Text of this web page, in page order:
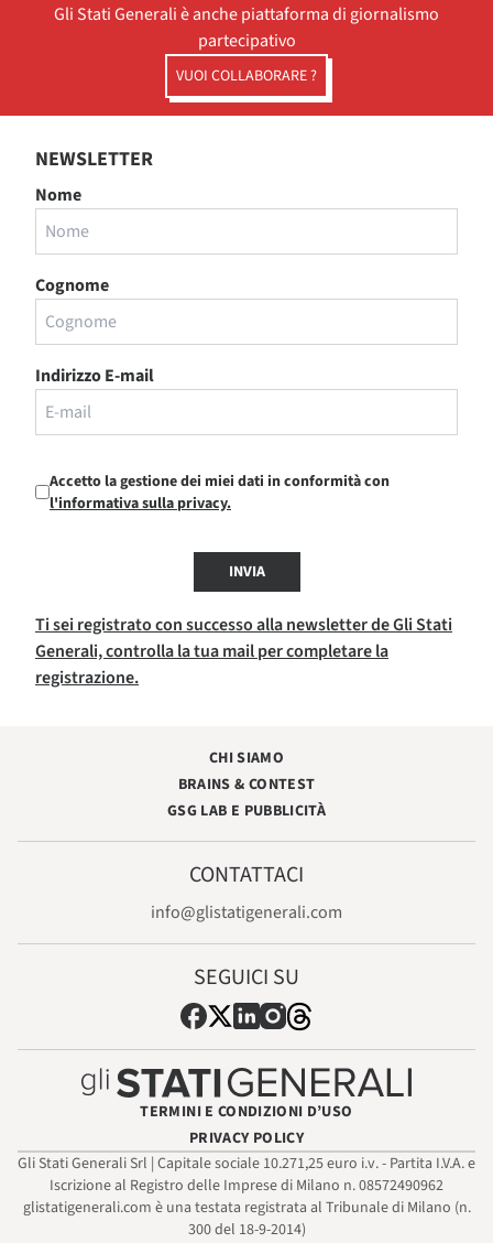
Gli Stati Generali è anche piattaforma di giornalismo
partecipativo
VUOI COLLABORARE ?
NEWSLETTER
Nome
Cognome
Indirizzo E-mail
Accetto la gestione dei miei dati in conformità con
l'informativa sulla privacy.
INVIA
Ti sei registrato con successo alla newsletter de Gli Stati
Generali, controlla la tua mail per completare la
registrazione.
CHI SIAMO
BRAINS & CONTEST
GSG LAB E PUBBLICITÀ
CONTATTACI
info@glistatigenerali.com
SEGUICI SU
TERMINI E CONDIZIONI D’USO
PRIVACY POLICY
Gli Stati Generali Srl | Capitale sociale 10.271,25 euro i.v. - Partita I.V.A. e
Iscrizione al Registro delle Imprese di Milano n. 08572490962
glistatigenerali.com è una testata registrata al Tribunale di Milano (n.
300 del 18-9-2014)